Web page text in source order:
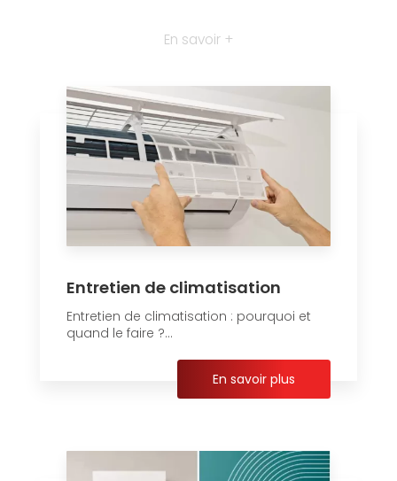
En savoir +
Entretien de climatisation
Entretien de climatisation : pourquoi et
quand le faire ?...
En savoir plus